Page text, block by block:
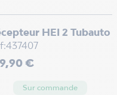
HEI 2 Tubauto
€
Sur commande